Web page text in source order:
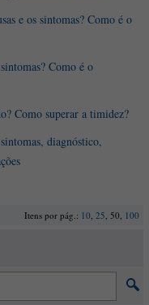
e os sintomas? Como é o
Como é o
Como superar a timidez?
diagnóstico,
Itens por pág.: 10, 25, 50, 100